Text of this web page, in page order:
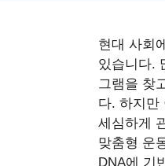
현대 사회
있습니다.
그램을 찾
다. 하지만
세심하게
맞춤형 운
DNA에 기